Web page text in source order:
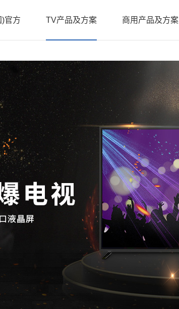
官方 TV产品及方案
列 X3款酒店机系列
商用产品及方案
列 立式广告机系列